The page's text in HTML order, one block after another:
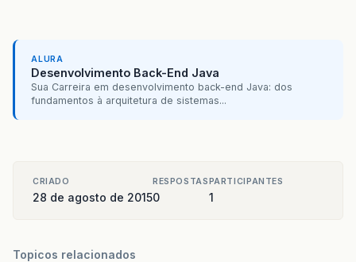
ALURA
Desenvolvimento Back-End Java
Sua Carreira em desenvolvimento back-end Java: dos
fundamentos à arquitetura de sistemas...
CRIADO
28 de agosto de 2015
RESPOSTAS
0
PARTICIPANTES
1
Topicos relacionados